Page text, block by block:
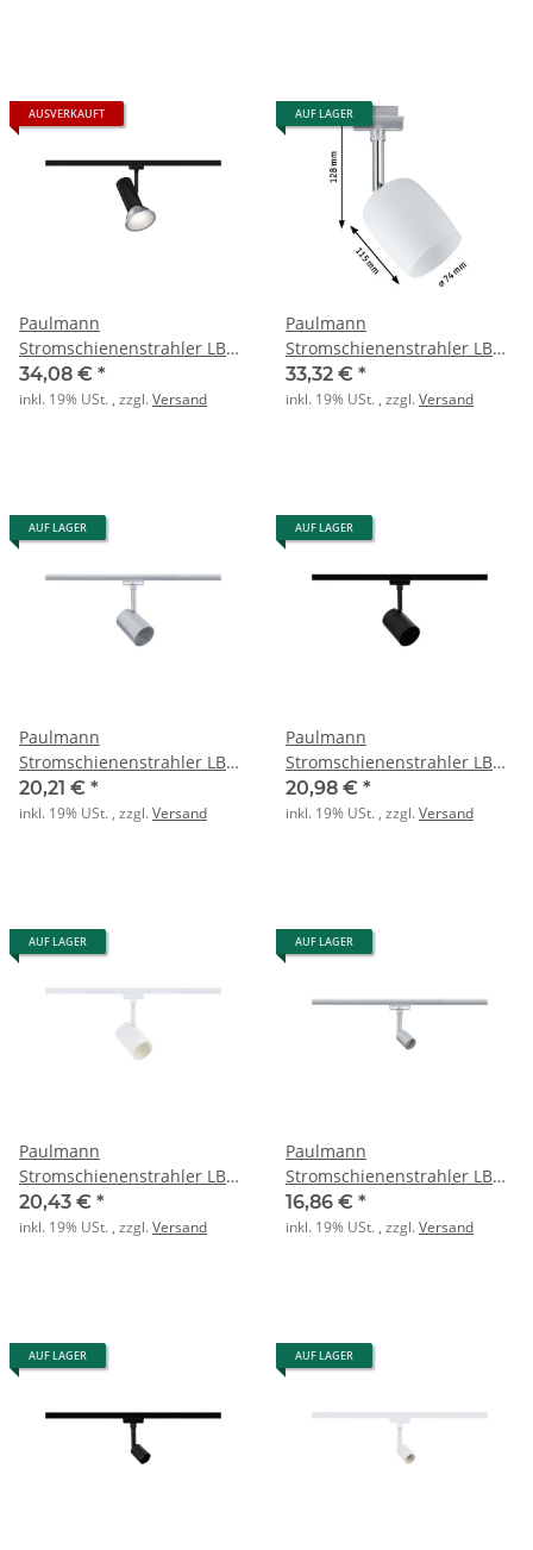
AUSVERKAUFT
Paulmann
Stromschienenstrahler LB22
max. 50W E27 schwarz-matt
34,08 € *
inkl. 19% USt. , zzgl.Versand
AUF LAGER
Paulmann
Stromschienenstrahler LB22
Urail SyStk. Spot Blossom
33,32 € *
inkl. 19% USt. , zzgl.Versand
AUF LAGER
Paulmann
Stromschienenstrahler LB24
LUXE GU10 max 10W Chrom
matt
20,21 € *
inkl. 19% USt. , zzgl.Versand
AUF LAGER
Paulmann
Stromschienenstrahler LB24
LUXE GU10 max 10W
schwarz matt
20,98 € *
inkl. 19% USt. , zzgl.Versand
AUF LAGER
Paulmann
Stromschienenstrahler LB24
LUXE GU10 max 10W weiß
20,43 € *
inkl. 19% USt. , zzgl.Versand
AUF LAGER
Paulmann
Stromschienenstrahler LB24
SALT GU10 max 10W Chrom
matt
16,86 € *
inkl. 19% USt. , zzgl.Versand
AUF LAGER AUF LAGER